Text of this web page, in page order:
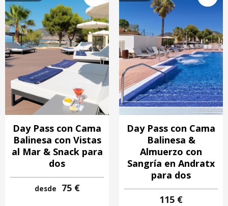
Day Pass con Cama
Balinesa con Vistas
al Mar & Snack para
dos
desde 75 €
Day Pass con Cama
Balinesa &
Almuerzo con
Sangría en Andratx
para dos
115 €